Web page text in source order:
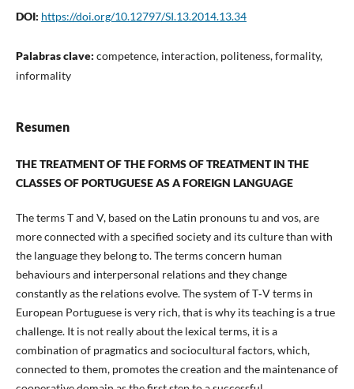
DOI: https://doi.org/10.12797/SI.13.2014.13.34
Palabras clave: competence, interaction, politeness, formality,
informality
Resumen
THE TREATMENT OF THE FORMS OF TREATMENT IN THE
CLASSES OF PORTUGUESE AS A FOREIGN LANGUAGE
The terms T and V, based on the Latin pronouns tu and vos, are
more connected with a specified society and its culture than with
the language they belong to. The terms concern human
behaviours and interpersonal relations and they change
constantly as the relations evolve. The system of T‑V terms in
European Portuguese is very rich, that is why its teaching is a true
challenge. It is not really about the lexical terms, it is a
combination of pragmatics and sociocultural factors, which,
connected to them, promotes the creation and the maintenance of